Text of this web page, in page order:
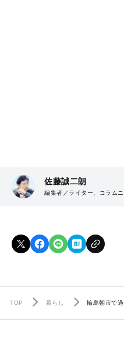
佐藤誠二朗
編集者／ライター、コラムニ
TOP 暮らし 輪島朝市で